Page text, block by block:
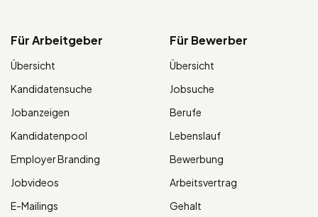
Für Arbeitgeber
Übersicht
Kandidatensuche
Jobanzeigen
Kandidatenpool
Employer Branding
Jobvideos
E-Mailings
Für Bewerber
Übersicht
Jobsuche
Berufe
Lebenslauf
Bewerbung
Arbeitsvertrag
Gehalt